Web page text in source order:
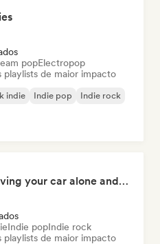
popElectropop
playlists de maior impacto
indie Indie pop
Indie rock
pov: you're driving your car alone and it's golden hour
Indie popIndie rock
playlists de maior impacto